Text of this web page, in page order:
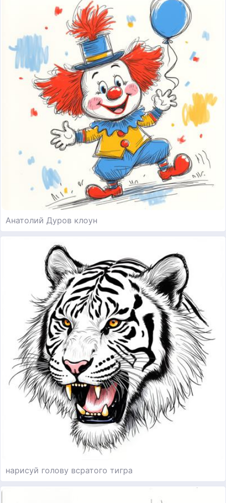
Анатолий Дуров клоун
нарисуй голову всратого тигра